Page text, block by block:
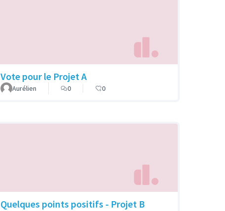
Vote pour le Projet A
Aurélien 0 0
Quelques points positifs - Projet B